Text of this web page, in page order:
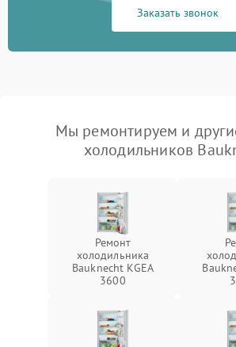
Заказать звонок
Мы ремонтируем и
холодильников
Ремонт
холодильника
Bauknecht KGEA
3600